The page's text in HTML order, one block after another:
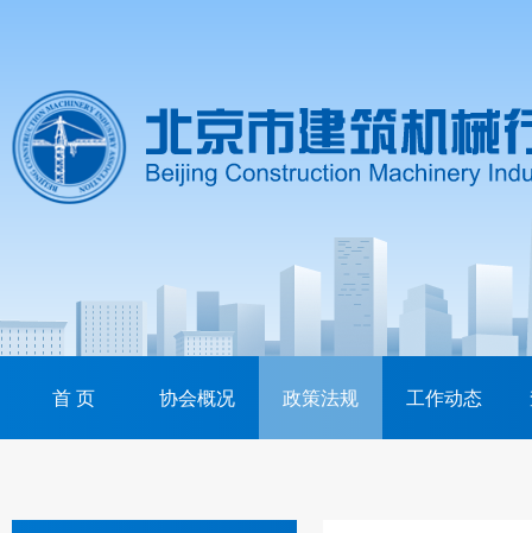
首 页 协会概况 政策法规 工作动态